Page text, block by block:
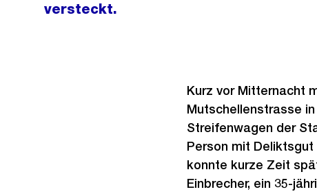
versteckt.
Kurz vor Mitternacht
Mutschellenstrasse
Streifenwagen der
Person mit
konnte kurze Zeit
Einbrecher, ein 35-